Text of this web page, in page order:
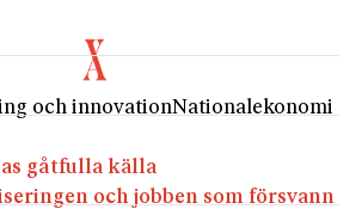
och innovationNationalekonomi
gåtfulla källa
och jobben som försvann